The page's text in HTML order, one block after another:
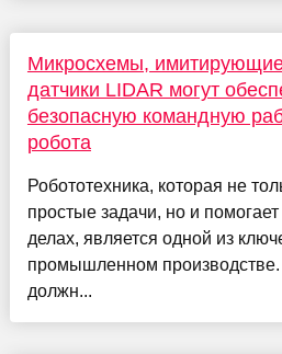
Микросхемы, имитирующие
датчики LIDAR могут
безопасную командную
робота
Робототехника, которая не
простые задачи, но и
делах, является одной из
промышленном производстве.
должн...